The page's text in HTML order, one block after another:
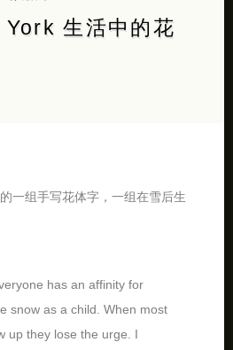
生活中的花
一组手写花体字，一组在雪后生
has an affinity for
snow as a child. When most
up they lose the urge. I